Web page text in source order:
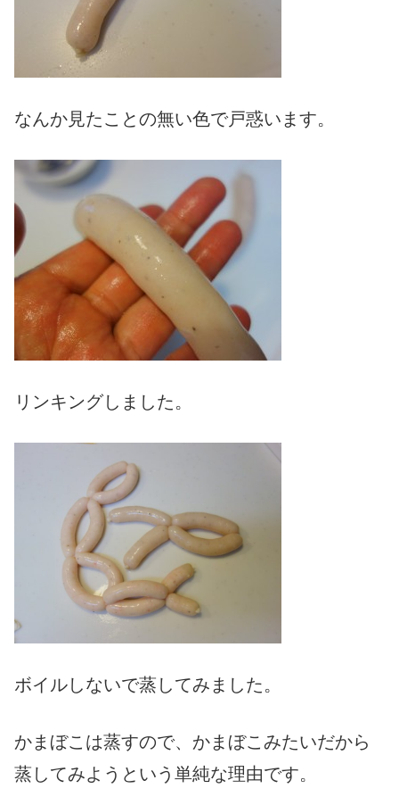
なんか見たことの無い色で戸惑います。
リンキングしました。
ボイルしないで蒸してみました。
かまぼこは蒸すので、かまぼこみたいだから
蒸してみようという単純な理由です。